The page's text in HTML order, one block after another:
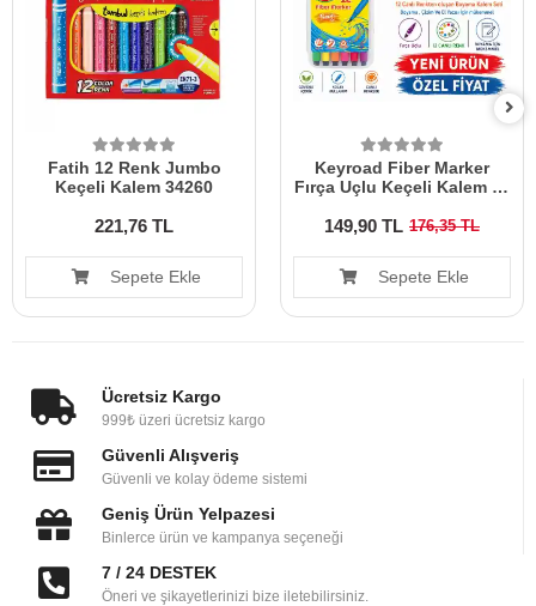
Fatih 12 Renk Jumbo
Keçeli Kalem 34260
221,76 TL
Sepete Ekle
Keyroad Fiber Marker
Fırça Uçlu Keçeli Kalem 12
149,90 TL 176,35 TL
Sepete Ekle
Ücretsiz Kargo
999₺ üzeri ücretsiz kargo
Güvenli Alışveriş
Güvenli ve kolay ödeme sistemi
Geniş Ürün Yelpazesi
Binlerce ürün ve kampanya seçeneği
7 / 24 DESTEK
Öneri ve şikayetlerinizi bize iletebilirsiniz.